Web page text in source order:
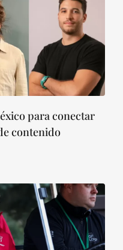
para conectar
contenido